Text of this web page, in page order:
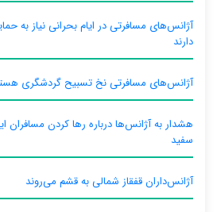
آژانس‌های مسافرتی در ایام بحرانی نیاز به
دارند
آژانس‌های مسافرتی نخ تسبیح گردشگری
هشدار به آژانس‌ها درباره رها کردن مسافران
سفید
آژانس‌داران قفقاز شمالی به قشم می‌روند